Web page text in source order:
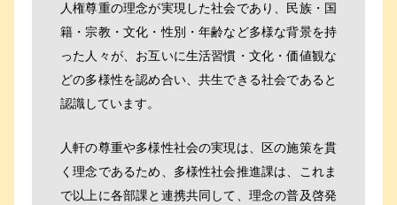
人権尊重の理念が実現した社会であり、民族・国
籍・宗教・文化・性別・年齢など多様な背景を持
った人々が、お互いに生活習慣・文化・価値観な
どの多様性を認め合い、共生できる社会であると
認識しています。
人軒の尊重や多様性社会の実現は、区の施策を貫
く理念であるため、多様性社会推進課は、これま
で以上に各部課と連携共同して、理念の普及啓発